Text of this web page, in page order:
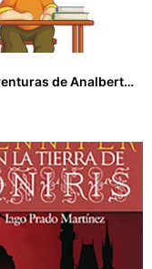
Las aventuras de Analberto. Un niño poco despierto.